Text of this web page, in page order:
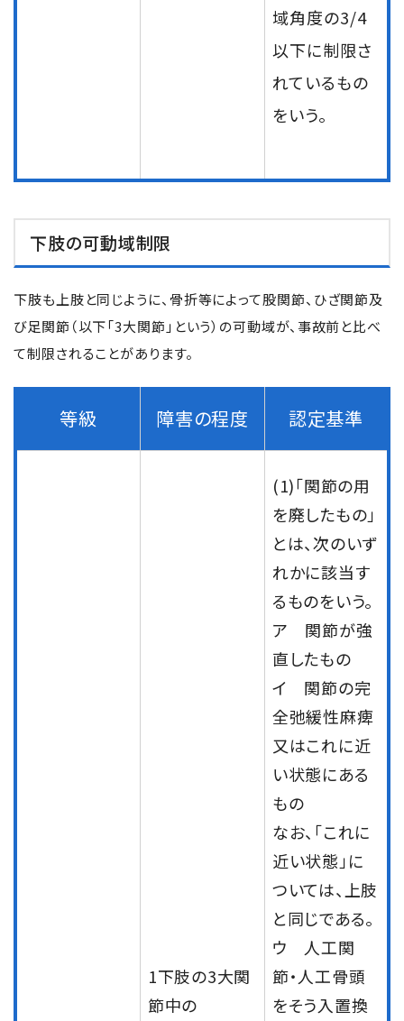
域角度の3/4
以下に制限さ
れているもの
をいう。
下肢の可動域制限
下肢も上肢と同じように、骨折等によって股関節、ひざ関節及
び足関節（以下「3大関節」という）の可動域が、事故前と比べ
て制限されることがあります。
等級 障害の程度 認定基準
1下肢の3大関
節中の
(1)「関節の用
を廃したもの」
とは、次のいず
れかに該当す
るものをいう。
ア 関節が強
直したもの
イ 関節の完
全弛緩性麻痺
又はこれに近
い状態にある
もの
なお、「これに
近い状態」に
ついては、上肢
と同じである。
ウ 人工関
節・人工骨頭
をそう入置換